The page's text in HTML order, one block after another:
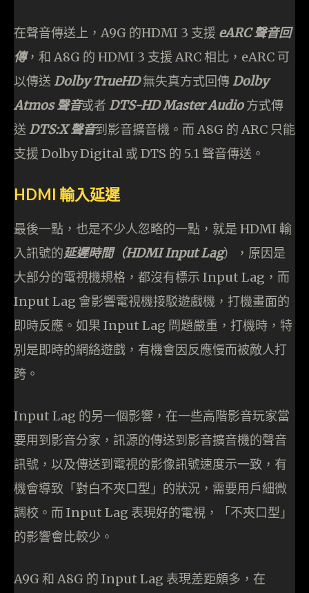
在聲音傳送上，A9G 的HDMI 3 支援 eARC 聲音回
傳，和 A8G 的 HDMI 3 支援 ARC 相比，eARC 可
以傳送 Dolby TrueHD無失真方式回傳Dolby
Atmos 聲音或者 DTS-HD Master Audio方式傳
送 DTS:X 聲音到影音擴音機。而 A8G 的 ARC 只能
支援 Dolby Digital 或 DTS 的 5.1 聲音傳送。
HDMI 輸入延遲
最後一點，也是不少人忽略的一點，就是 HDMI 輸
入訊號的延遲時間（HDMI Input Lag），原因是
大部分的電視機規格，都沒有標示 Input Lag，而
Input Lag 會影響電視機接駁遊戲機，打機畫面的
即時反應。如果 Input Lag 問題嚴重，打機時，特
別是即時的網絡遊戲，有機會因反應慢而被敵人打
跨。
Input Lag 的另一個影響，在一些高階影音玩家當
要用到影音分家，訊源的傳送到影音擴音機的聲音
訊號，以及傳送到電視的影像訊號速度示一致，有
機會導致「對白不夾口型」的狀況，需要用戶細微
調校。而 Input Lag 表現好的電視，「不夾口型」
的影響會比較少。
A9G 和 A8G 的 Input Lag 表現差距頗多，在